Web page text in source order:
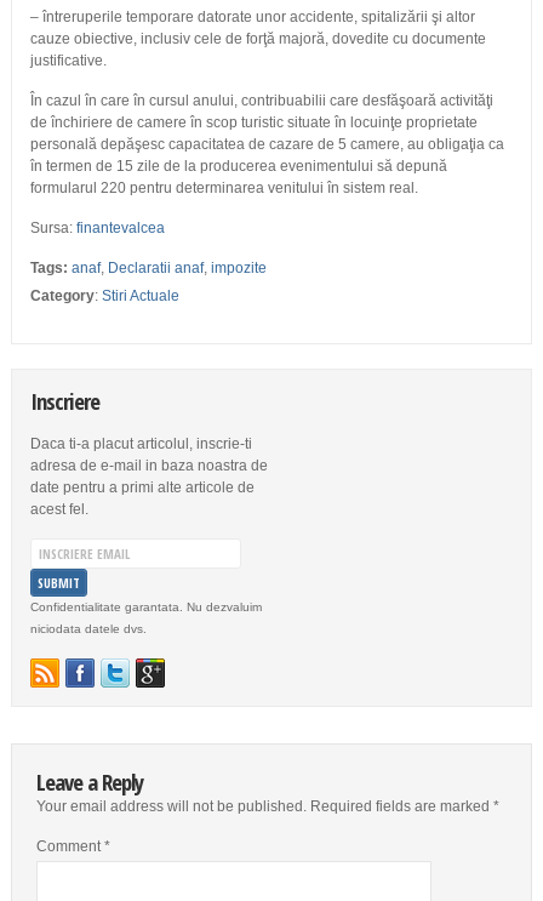
– întreruperile temporare datorate unor accidente, spitalizării şi altor
cauze obiective, inclusiv cele de forţă majoră, dovedite cu documente
justificative.
În cazul în care în cursul anului, contribuabilii care desfăşoară activităţi
de închiriere de camere în scop turistic situate în locuinţe proprietate
personală depăşesc capacitatea de cazare de 5 camere, au obligaţia ca
în termen de 15 zile de la producerea evenimentului să depună
formularul 220 pentru determinarea venitului în sistem real.
Sursa: finantevalcea
Tags: anaf, Declaratii anaf, impozite
Category: Stiri Actuale
Inscriere
Daca ti-a placut articolul, inscrie-ti
adresa de e-mail in baza noastra de
date pentru a primi alte articole de
acest fel.
Confidentialitate garantata. Nu dezvaluim
niciodata datele dvs.
Leave a Reply
Your email address will not be published. Required fields are marked *
Comment*